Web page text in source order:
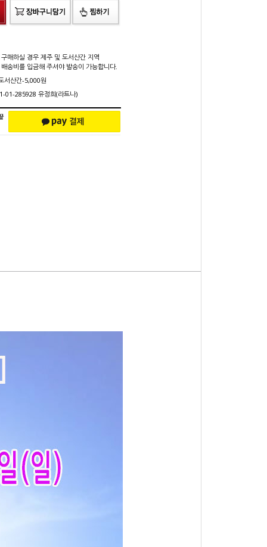
매하실 경우 제주 및 도서산간 지역
송비를 입금해 주셔야 발송이 가능합니다.
서산간-5,000원
01-285928 유정희(라트나)